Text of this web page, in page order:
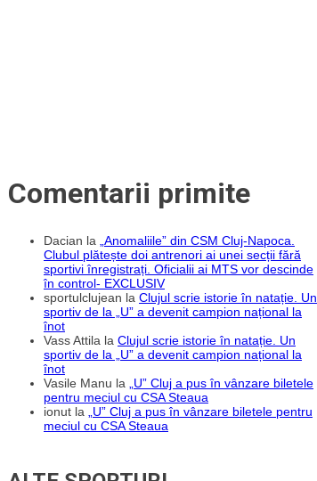
Comentarii primite
Dacian la „Anomaliile” din CSM Cluj-Napoca.
Clubul plătește doi antrenori ai unei secții fără
sportivi înregistrați. Oficialii ai MTS vor descinde
în control- EXCLUSIV
sportulclujean la Clujul scrie istorie în natație. Un
sportiv de la „U” a devenit campion național la
înot
Vass Attila la Clujul scrie istorie în natație. Un
sportiv de la „U” a devenit campion național la
înot
Vasile Manu la „U” Cluj a pus în vânzare biletele
pentru meciul cu CSA Steaua
ionut la „U” Cluj a pus în vânzare biletele pentru
meciul cu CSA Steaua